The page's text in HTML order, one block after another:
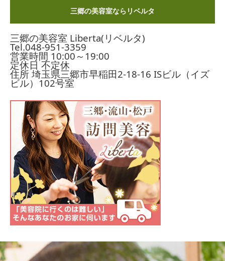
三郷の美容室ならリベルタ
三郷の美容室 Liberta(リベルタ)
Tel.048-951-3359
営業時間 10:00～19:00
定休日 不定休
住所 埼玉県三郷市早稲田2-18-16 ISビル（イズ
ビル）102号室